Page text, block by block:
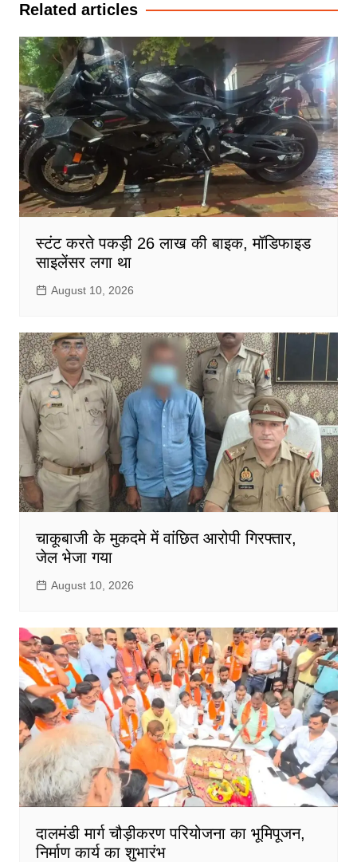
Related articles
स्टंट करते पकड़ी 26 लाख की बाइक, मॉडिफाइड
साइलेंसर लगा था
August 10, 2026
चाकूबाजी के मुकदमे में वांछित आरोपी गिरफ्तार,
जेल भेजा गया
August 10, 2026
दालमंडी मार्ग चौड़ीकरण परियोजना का भूमिपूजन,
निर्माण कार्य का शुभारंभ